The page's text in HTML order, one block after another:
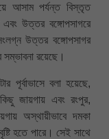
আসাম পর্যন্ত বিস্তৃত
উত্তর বঙ্গোপসাগরে
উত্তর বঙ্গোপসাগর
সম্ভাবনা রয়েছে।
পূর্বাভাসে বলা হয়েছে,
জায়গায় এবং রংপুর,
অস্থায়ীভাবে দমকা
হতে পারে। সেই সাথে